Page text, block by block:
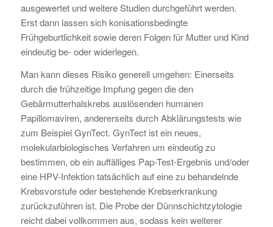
ausgewertet und weitere Studien durchgeführt werden.
Erst dann lassen sich konisationsbedingte
Frühgeburtlichkeit sowie deren Folgen für Mutter und Kind
eindeutig be- oder widerlegen.
Man kann dieses Risiko generell umgehen: Einerseits
durch die frühzeitige Impfung gegen die den
Gebärmutterhalskrebs auslösenden humanen
Papillomaviren, andererseits durch Abklärungstests wie
zum Beispiel GynTect. GynTect ist ein neues,
molekularbiologisches Verfahren um eindeutig zu
bestimmen, ob ein auffälliges Pap-Test-Ergebnis und/oder
eine HPV-Infektion tatsächlich auf eine zu behandelnde
Krebsvorstufe oder bestehende Krebserkrankung
zurückzuführen ist. Die Probe der Dünnschichtzytologie
reicht dabei vollkommen aus, sodass kein weiterer